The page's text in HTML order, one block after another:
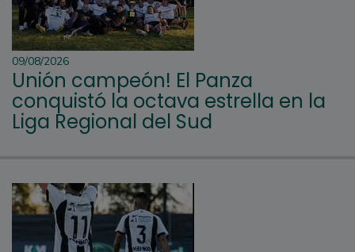
09/08/2026
Unión campeón! El Panza
conquistó la octava estrella en la
Liga Regional del Sud